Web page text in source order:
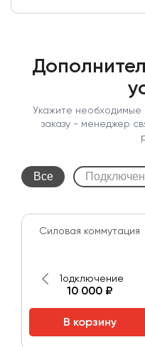
Укажите необходимые
заказу - менеджер
Все
Cиловая коммутация
Подключение
10 000 ₽
В корзину